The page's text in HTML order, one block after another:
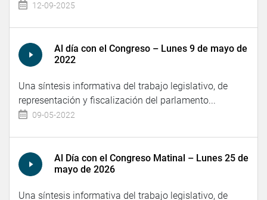
12-09-2025
Al día con el Congreso – Lunes 9 de mayo de
2022
Una síntesis informativa del trabajo legislativo, de
representación y fiscalización del parlamento...
09-05-2022
Al Día con el Congreso Matinal – Lunes 25 de
mayo de 2026
Una síntesis informativa del trabajo legislativo, de